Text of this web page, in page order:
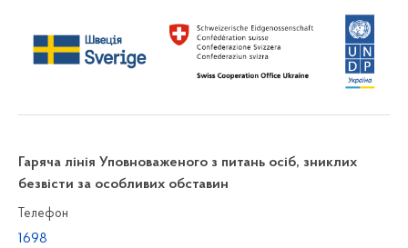
Гаряча лінія Уповноваженого з питань осіб, зниклих
безвісти за особливих обставин
Телефон
1698